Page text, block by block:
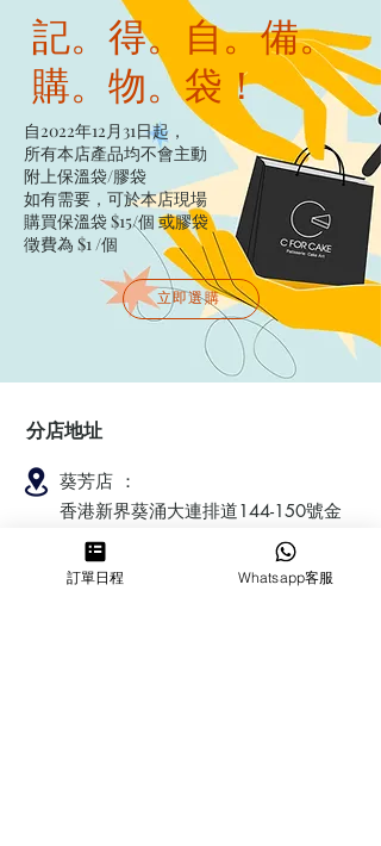
記。得。自。備。
購。物。袋！
自2022年12月31日起，
所有本店產品均不會主動
附上保溫袋/膠袋​
如有需要，可於本店現場
購買保溫袋 $15/個​ 或膠袋
徵費為 $1 /個
立即選購
分店地址
葵芳店 ：
香港新界葵涌大連排道144-150號金
豐工業大廈第一期23樓F室
訂單日程 Whatsapp客服